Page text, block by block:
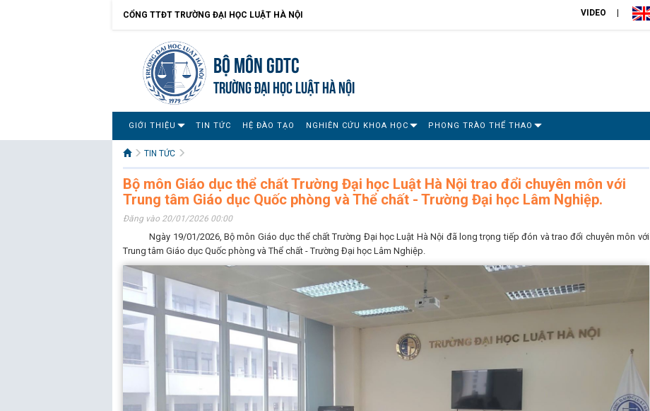
CỔNG TTĐT TRƯỜNG ĐẠI HỌC LUẬT HÀ NỘI VIDEO
Bộ môn GDTC
TRƯỜNG ĐẠI HỌC LUẬT HÀ NỘI
GIỚI THIỆU TIN TỨC HỆ ĐÀO TẠO NGHIÊN CỨU KHOA HỌC PHONG TRÀO THỂ THAO
TIN TỨC
Bộ môn Giáo dục thể chất Trường Đại học Luật Hà Nội trao đổi chuyên môn với
Trung tâm Giáo dục Quốc phòng và Thể chất - Trường Đại học Lâm Nghiệp.
Đăng vào 20/01/2026 00:00
Ngày 19/01/2026, Bộ môn Giáo dục thể chất Trường Đại học Luật Hà Nội đã long trọng tiếp đón và trao đổi chuyên môn với
Trung tâm Giáo dục Quốc phòng và Thể chất - Trường Đại học Lâm Nghiệp.